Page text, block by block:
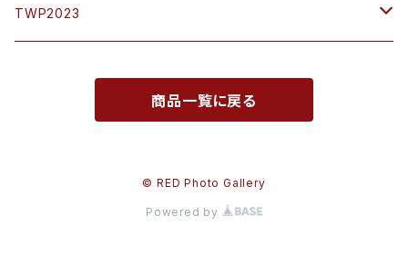
木村英一郎 Eiichiro Kimura
佐藤 圭司 Keiji Sato
佐藤 充 Mitsuru Sato
TWP2023
KOMATSU Toru
商品一覧に戻る
© RED Photo Gallery
Powered by